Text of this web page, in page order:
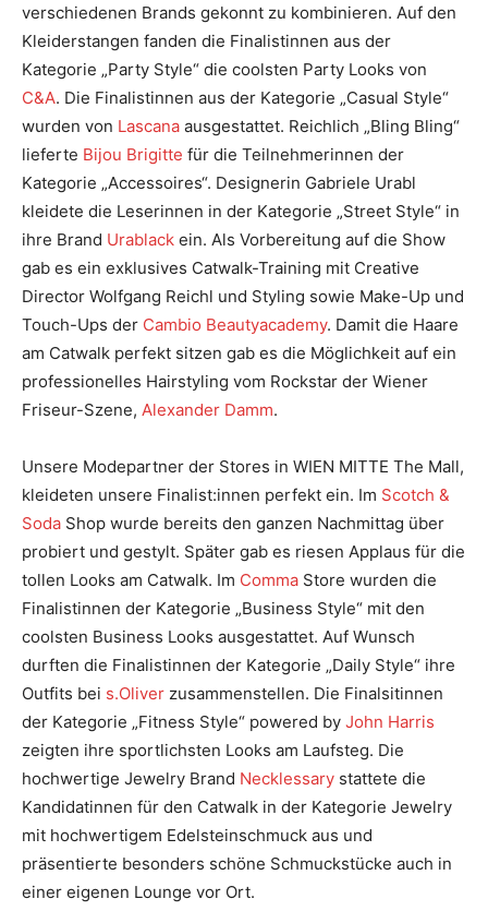
verschiedenen Brands gekonnt zu kombinieren. Auf den
Kleiderstangen fanden die Finalistinnen aus der
Kategorie „Party Style“ die coolsten Party Looks von
C&A. Die Finalistinnen aus der Kategorie „Casual Style“
wurden von Lascana ausgestattet. Reichlich „Bling Bling“
lieferte Bijou Brigitte für die Teilnehmerinnen der
Kategorie „Accessoires“. Designerin Gabriele Urabl
kleidete die Leserinnen in der Kategorie „Street Style“ in
ihre Brand Urablack ein. Als Vorbereitung auf die Show
gab es ein exklusives Catwalk-Training mit Creative
Director Wolfgang Reichl und Styling sowie Make-Up und
Touch-Ups der Cambio Beautyacademy. Damit die Haare
am Catwalk perfekt sitzen gab es die Möglichkeit auf ein
professionelles Hairstyling vom Rockstar der Wiener
Friseur-Szene, Alexander Damm.
Unsere Modepartner der Stores in WIEN MITTE The Mall,
kleideten unsere Finalist:innen perfekt ein. Im Scotch &
Soda Shop wurde bereits den ganzen Nachmittag über
probiert und gestylt. Später gab es riesen Applaus für die
tollen Looks am Catwalk. Im Comma Store wurden die
Finalistinnen der Kategorie „Business Style“ mit den
coolsten Business Looks ausgestattet. Auf Wunsch
durften die Finalistinnen der Kategorie „Daily Style“ ihre
Outfits bei s.Oliver zusammenstellen. Die Finalsitinnen
der Kategorie „Fitness Style“ powered by John Harris
zeigten ihre sportlichsten Looks am Laufsteg. Die
hochwertige Jewelry Brand Necklessary stattete die
Kandidatinnen für den Catwalk in der Kategorie Jewelry
mit hochwertigem Edelsteinschmuck aus und
präsentierte besonders schöne Schmuckstücke auch in
einer eigenen Lounge vor Ort.